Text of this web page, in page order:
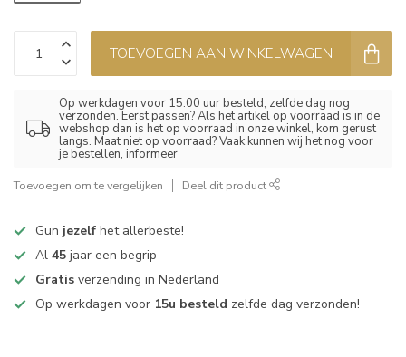
TOEVOEGEN AAN WINKELWAGEN
Op werkdagen voor 15:00 uur besteld, zelfde dag nog
verzonden. Eerst passen? Als het artikel op voorraad is in de
webshop dan is het op voorraad in onze winkel, kom gerust
langs. Maat niet op voorraad? Vaak kunnen wij het nog voor
je bestellen, informeer
Toevoegen om te vergelijken Deel dit product
Gun jezelf het allerbeste!
Al 45 jaar een begrip
Gratis verzending in Nederland
Op werkdagen voor 15u besteld zelfde dag verzonden!